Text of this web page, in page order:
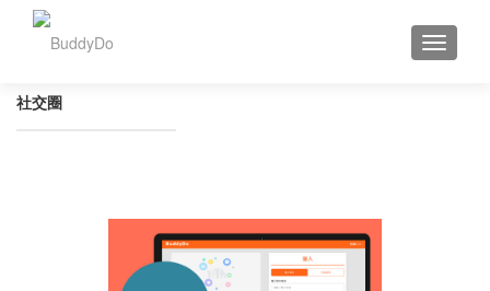
社交圈